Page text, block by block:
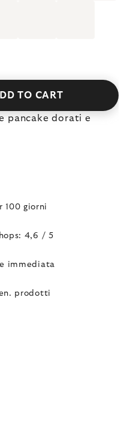
TO CART
pancake dorati e
100 giorni
4,6 / 5
immediata
prodotti